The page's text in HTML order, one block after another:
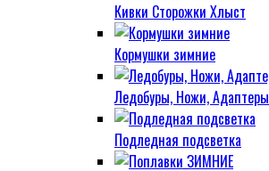
Кивки Сторожки Хлыст
Кормушки зимние
Ледобуры, Ножи, Адаптеры
Подледная подсветка